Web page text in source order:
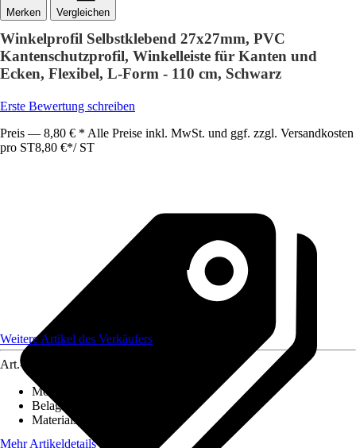
Vergleichen
Winkelprofil Selbstklebend 27x27mm, PVC
Kantenschutzprofil, Winkelleiste für Kanten und
Ecken, Flexibel, L-Form - 110 cm, Schwarz
Erste Bewertung schreiben
Preis — 8,80 € * Alle Preise inkl. MwSt. und ggf. zzgl. Versandkosten
pro ST8,80 €*/ ST
Weitere Artikel des Verkäufers
Art.-Nr.
Montageart
Belagstärke
Materialspezifizierung
Mehr Artikeldetails